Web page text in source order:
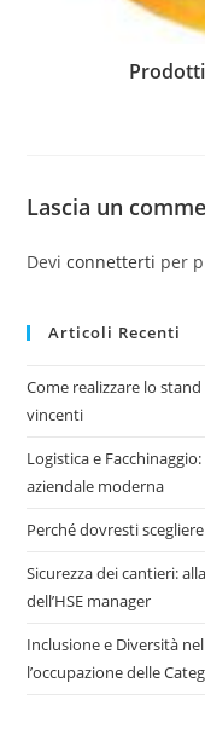
Lascia un
Deviconnetterti per
Articoli Recenti
Come realizzare lo
vincenti
Logistica e
aziendale moderna
Perché dovresti
Sicurezza dei cantieri:
dell’HSE manager
Inclusione e Diversità
l’occupazione delle